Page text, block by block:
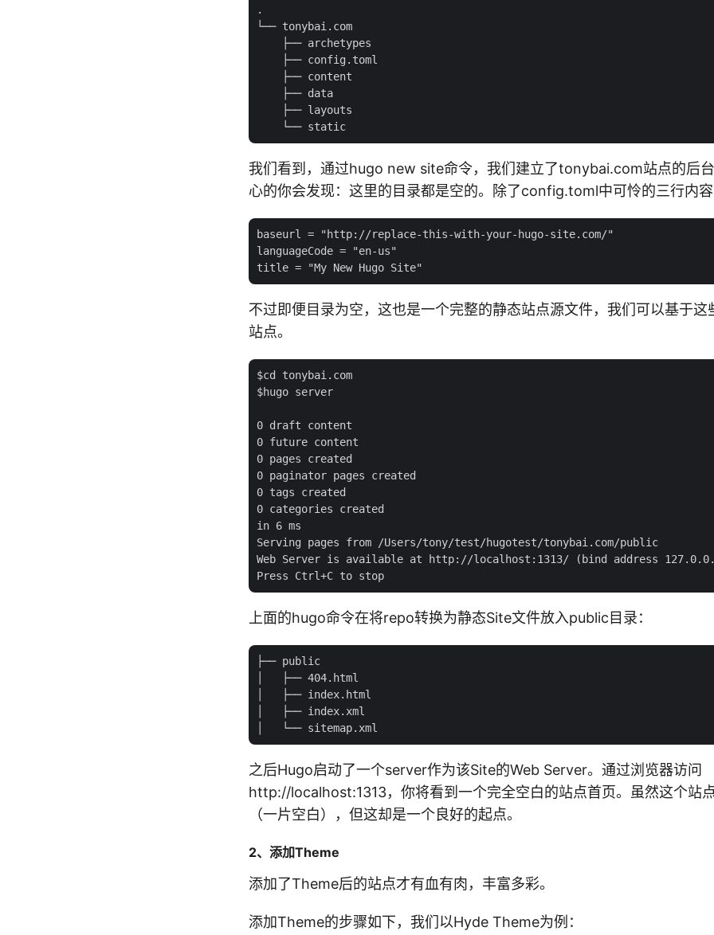
.
└── tonybai.com
    ├── archetypes
    ├── config.toml
    ├── content
    ├── data
    ├── layouts
我们看到，通过hugo new site命令，我们建立了tonybai.com站点的后
心的你会发现：这里的目录都是空的。除了config.toml中可怜的三行内容
baseurl = "http://replace-this-with-your-hugo-site.com/"
languageCode = "en-us"
不过即便目录为空，这也是一个完整的静态站点源文件，我们可以基于这
站点。
$cd tonybai.com
$hugo server
0 draft content
0 future content
0 pages created
0 paginator pages created
0 tags created
0 categories created
in 6 ms
Serving pages from /Users/tony/test/hugotest/tonybai.com/public
Web Server is available at http://localhost:1313/ (bind address
上面的hugo命令在将repo转换为静态Site文件放入public目录：
├── public
│   ├── 404.html
│   ├── index.html
│   ├── index.xml
之后Hugo启动了一个server作为该Site的Web Server。通过浏览器访问
http://localhost:1313，你将看到一个完全空白的站点首页。虽然这个站
（一片空白），但这却是一个良好的起点。
2、添加Theme
添加了Theme后的站点才有血有肉，丰富多彩。
添加Theme的步骤如下，我们以Hyde Theme为例：